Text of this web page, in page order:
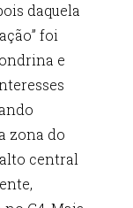
daquela
foi
e
zona do
central